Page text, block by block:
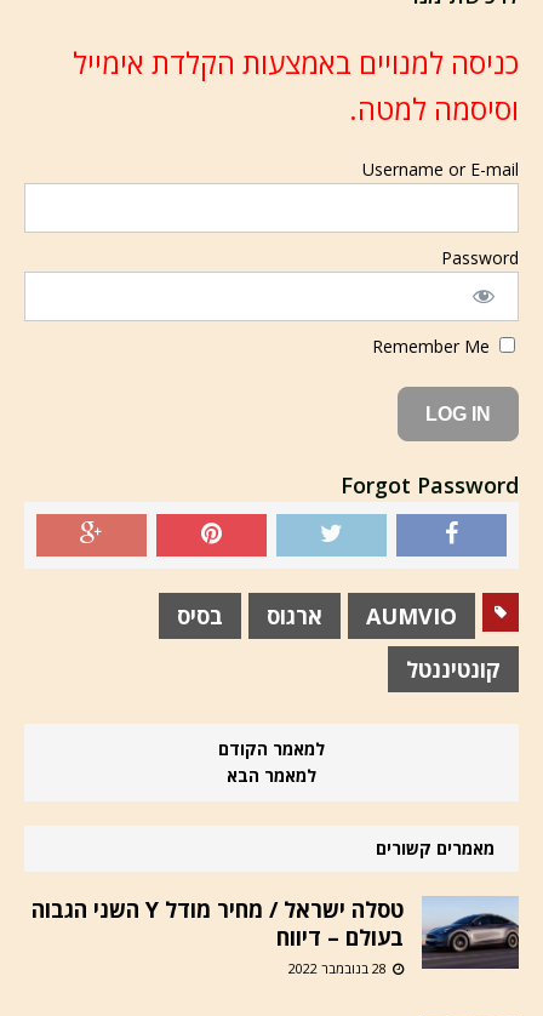
כניסה למנויים באמצעות הקלדת אימייל
וסיסמה למטה.
Username or E-mail
Password
Forgot Password
AUMVIO ארגוס
בסיס
קונטיננטל
למאמר הקודם
למאמר הבא
מאמרים קשורים
טסלה ישראל / מחיר מודל Y השני הגבוה
בעולם – דיווח
28 בנובמבר 2022